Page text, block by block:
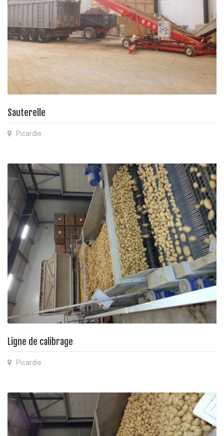
Sauterelle
Picardie
Ligne de calibrage
Picardie